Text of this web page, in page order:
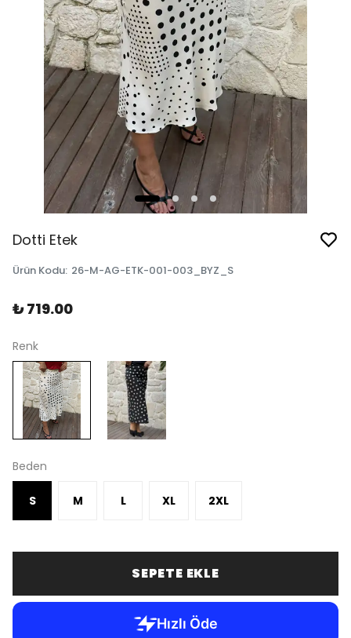
Dotti Etek
Ürün Kodu: 26-M-AG-ETK-001-003_BYZ_S
₺ 719.00
Renk
Beden
S M L XL 2XL
SEPETE EKLE